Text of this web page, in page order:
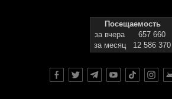
Посещаемость
за вчера
657 660
за месяц
12 586 370